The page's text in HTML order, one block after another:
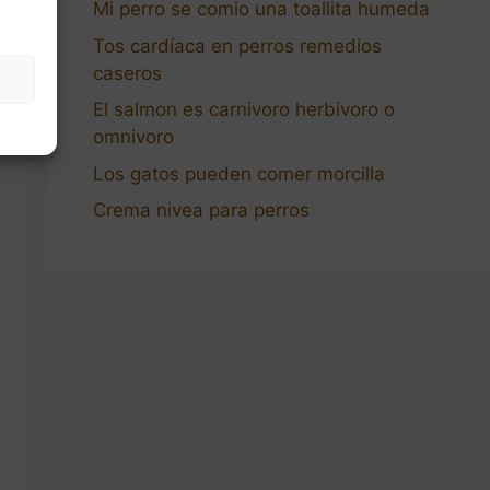
Mi perro se comio una toallita humeda
Tos cardíaca en perros remedios
caseros
El salmon es carnivoro herbivoro o
omnivoro
Los gatos pueden comer morcilla
Crema nivea para perros